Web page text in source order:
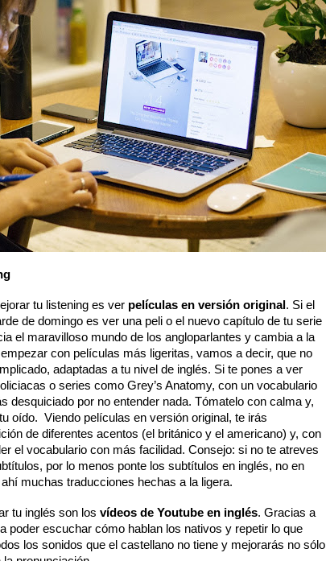
tu listening es ver películas en versión original . Si el
de domingo es ver una peli o el nuevo capítulo de tu serie
el maravilloso mundo de los angloparlantes y cambia a la
con películas más ligeritas, vamos a decir, que no
adaptadas a tu nivel de inglés. Si te pones a ver
o series como Grey’s Anatomy, con un vocabulario
desquiciado por no entender nada. Tómatelo con calma y,
oído.  Viendo películas en versión original, te irás
de diferentes acentos (el británico y el americano) y, con
el vocabulario con más facilidad. Consejo: si no te atreves
por lo menos ponte los subtítulos en inglés, no en
muchas traducciones hechas a la ligera.
tu inglés son los vídeos de Youtube en inglés. Gracias a
poder escuchar cómo hablan los nativos y repetir lo que
los sonidos que el castellano no tiene y mejorarás no sólo